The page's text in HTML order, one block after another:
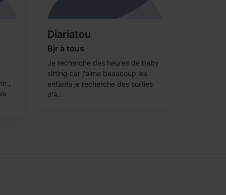
,
Diariatou
Bjr à tous
Je recherche des heures de baby
sitting car j'aime beaucoup les
enfants je recherche des sorties
d'é...